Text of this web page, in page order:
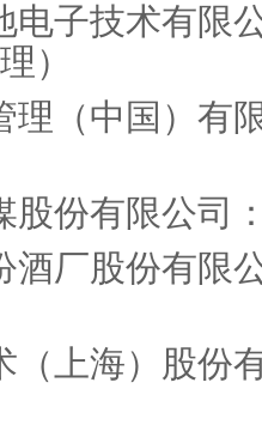
电子技术有限
）
理（中国）有
股份有限公司
酒厂股份有限
（上海）股份